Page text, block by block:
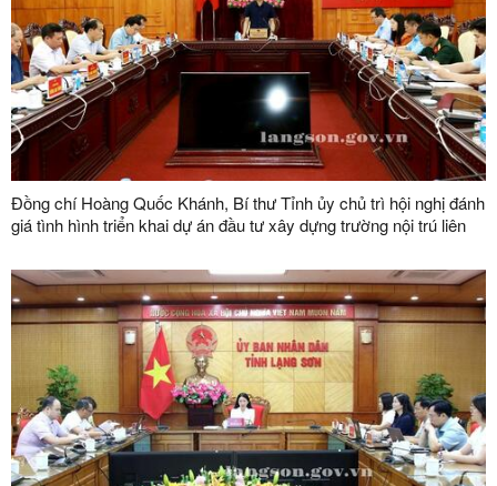
Đồng chí Hoàng Quốc Khánh, Bí thư Tỉnh ủy chủ trì hội nghị đánh
giá tình hình triển khai dự án đầu tư xây dựng trường nội trú liên